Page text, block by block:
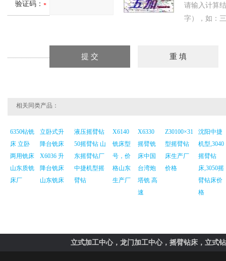
验证码：
请输入计算
字），如：
相关同类产品：
6350钻铣
床 立卧
两用铣床
山东质铣
床厂
立卧式升
降台铣床
X6036 升
降台铣床
山东铣床
液压摇臂钻
50摇臂钻 山
东摇臂钻厂
中捷机型摇
臂钻
X6140
铣床型
号，价
格山东
生产厂
X6330
摇臂铣
床中国
台湾炮
塔铣 高
速
Z30100×31
型摇臂钻
床生产厂
价格
沈阳中捷
机型,3040
摇臂钻
床,3050摇
臂钻床价
格
立式加工中心，龙门加工中心，摇臂钻床，立式